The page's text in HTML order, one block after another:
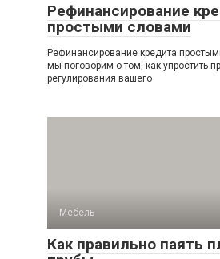
Рефинансирование
простыми словами
Рефинансирование кредита
мы поговорим о том, как упростить
регулирования вашего
Мебель
Как правильно паять